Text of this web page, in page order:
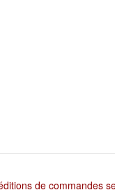
de commandes